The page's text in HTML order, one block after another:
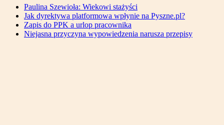
Paulina Szewioła: Wiekowi stażyści
Jak dyrektywa platformowa wpłynie na Pyszne.pl?
Zapis do PPK a urlop pracownika
Niejasna przyczyna wypowiedzenia narusza przepisy